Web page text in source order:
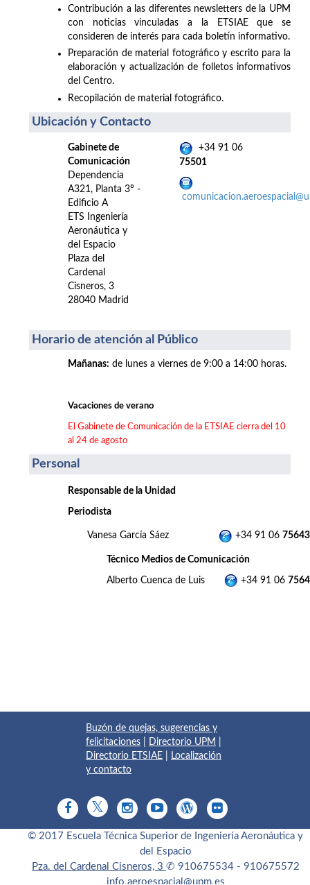
Contribución a las diferentes newsletters de la UPM
con noticias vinculadas a la ETSIAE que se
consideren de interés para cada boletín informativo.
Preparación de material fotográfico y escrito para la
elaboración y actualización de folletos informativos
del Centro.
Recopilación de material fotográfico.
Ubicación y Contacto
Gabinete de
Comunicación
Dependencia
A321, Planta 3º -
Edificio A
ETS Ingeniería
Aeronáutica y
del Espacio
Plaza del
Cardenal
Cisneros, 3
28040 Madrid
+34 91 06
75501
Horario de atención al Público
Mañanas: de lunes a viernes de 9:00 a 14:00 horas.
Vacaciones de verano
El Gabinete de Comunicación de la ETSIAE cierra del 10
al 24 de agosto
Personal
Responsable de la Unidad
Periodista
Vanesa García Sáez +34 91 06 75643
Técnico Medios de Comunicación
Alberto Cuenca de Luis +34 91 06
Buzón de quejas, sugerencias y
felicitaciones
Directorio UPM
Directorio ETSIAE
Localización
y contacto
© 2017 Escuela Técnica Superior de Ingeniería Aeronáutica y
del Espacio
Pza. del Cardenal Cisneros, 3 ✆ 910675534 - 910675572
info.aeroespacial@upm.es